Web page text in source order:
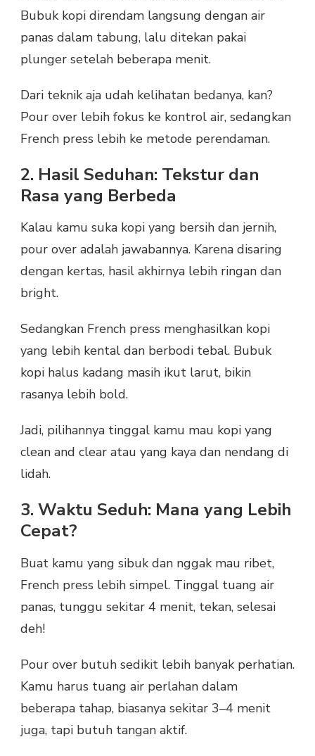
Bubuk kopi direndam langsung dengan air
panas dalam tabung, lalu ditekan pakai
plunger setelah beberapa menit.
Dari teknik aja udah kelihatan bedanya, kan?
Pour over lebih fokus ke kontrol air, sedangkan
French press lebih ke metode perendaman.
2. Hasil Seduhan: Tekstur dan
Rasa yang Berbeda
Kalau kamu suka kopi yang bersih dan jernih,
pour over adalah jawabannya. Karena disaring
dengan kertas, hasil akhirnya lebih ringan dan
bright.
Sedangkan French press menghasilkan kopi
yang lebih kental dan berbodi tebal. Bubuk
kopi halus kadang masih ikut larut, bikin
rasanya lebih bold.
Jadi, pilihannya tinggal kamu mau kopi yang
clean and clear atau yang kaya dan nendang di
lidah.
3. Waktu Seduh: Mana yang Lebih
Cepat?
Buat kamu yang sibuk dan nggak mau ribet,
French press lebih simpel. Tinggal tuang air
panas, tunggu sekitar 4 menit, tekan, selesai
deh!
Pour over butuh sedikit lebih banyak perhatian.
Kamu harus tuang air perlahan dalam
beberapa tahap, biasanya sekitar 3–4 menit
juga, tapi butuh tangan aktif.